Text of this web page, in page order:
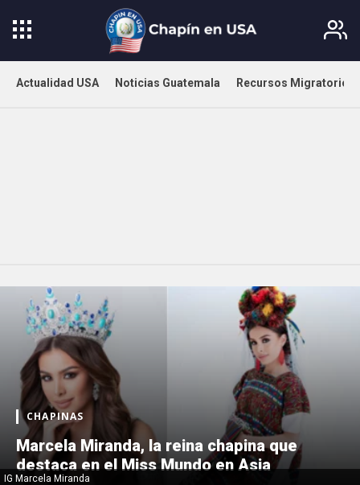
Actualidad USA Noticias Guatemala Recursos Migratorios
IG Marcela Miranda
CHAPINAS
Marcela Miranda, la reina chapina que
destaca en el Miss Mundo en Asia